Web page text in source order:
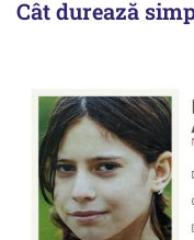
Cât durează